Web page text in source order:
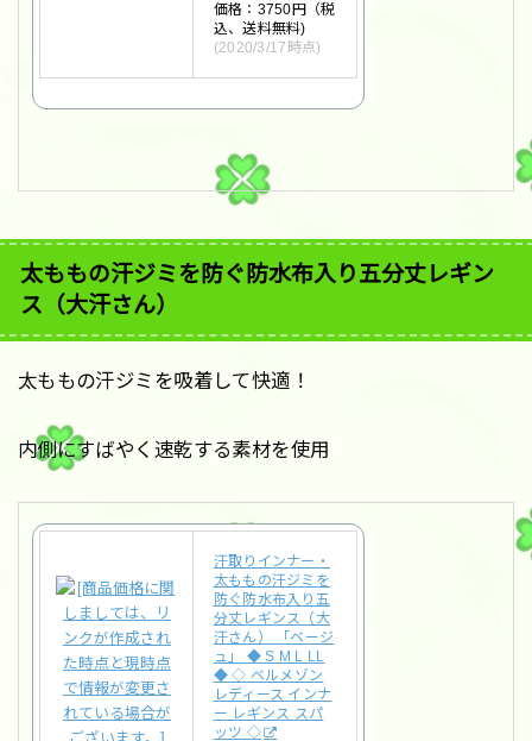
価格：3750円（税
込、送料無料)
(2020/3/17時点)
太ももの汗ジミを防ぐ防水布入り五分丈レギン
ス（大汗さん）
太ももの汗ジミを吸着して快適！
内側にすばやく速乾する素材を使用
汗取りインナー・
太ももの汗ジミを
防ぐ防水布入り五
分丈レギンス（大
汗さん） 「ベージ
ュ」 ◆ S M L LL
◆ ◇ ベルメゾン
レディース インナ
ー レギンス スパ
ッツ ◇